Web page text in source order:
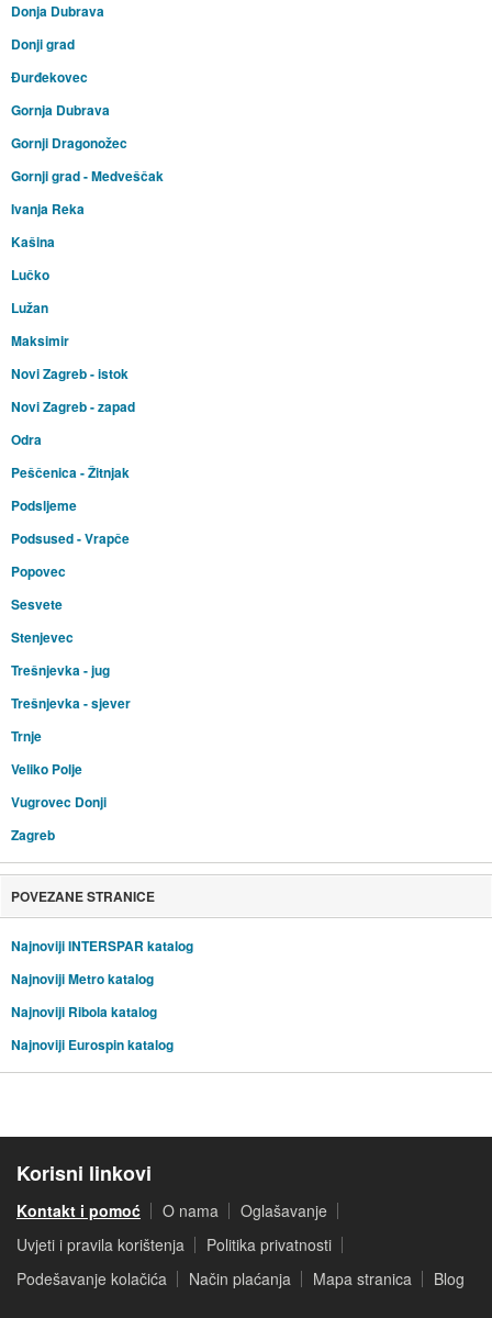
Donja Dubrava
Donji grad
Đurđekovec
Gornja Dubrava
Gornji Dragonožec
Gornji grad - Medveščak
Ivanja Reka
Kašina
Lučko
Lužan
Maksimir
Novi Zagreb - istok
Novi Zagreb - zapad
Odra
Peščenica - Žitnjak
Podsljeme
Podsused - Vrapče
Popovec
Sesvete
Stenjevec
Trešnjevka - jug
Trešnjevka - sjever
Trnje
Veliko Polje
Vugrovec Donji
Zagreb
POVEZANE STRANICE
Najnoviji INTERSPAR katalog
Najnoviji Metro katalog
Najnoviji Ribola katalog
Najnoviji Eurospin katalog
Korisni linkovi
Kontakt i pomoć O nama
Oglašavanje
Uvjeti i pravila korištenja
Politika privatnosti
Podešavanje kolačića
Način plaćanja Mapa stranica Blog